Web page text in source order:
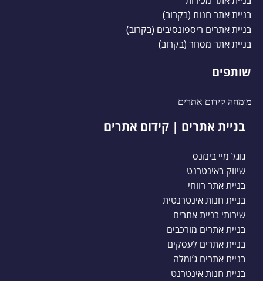
בניית אתר חנות (בקרוב)
בניית אתרים ריספונסיבים (בקרוב)
בניית אתר מסחר (בקרוב)
שותפים
מומחה קידום אתרים
בניית אתרים | קידום אתרים
גוגל מיי בינזנס
שיווק באינטרנט
בניית אתר רווחי
בניית חנות אינטרנטית
שירותי בניית אתרים
בניית אתרים מורכבים
בניית אתרים לעסקים
בניית אתרים ג’ומלה
בניית חנות אינטרנט